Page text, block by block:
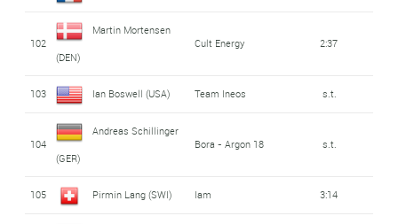
102
Martin Mortensen
(DEN)
Cult Energy 2:37
103 Ian Boswell (USA) Team Ineos s.t.
104
Andreas Schillinger
(GER)
Bora - Argon 18 s.t.
105 Pirmin Lang (SWI) Iam 3:14